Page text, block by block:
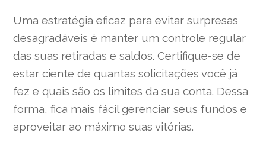
Uma estratégia eficaz para evitar surpresas
desagradáveis é manter um controle regular
das suas retiradas e saldos. Certifique-se de
estar ciente de quantas solicitações você já
fez e quais são os limites da sua conta. Dessa
forma, fica mais fácil gerenciar seus fundos e
aproveitar ao máximo suas vitórias.